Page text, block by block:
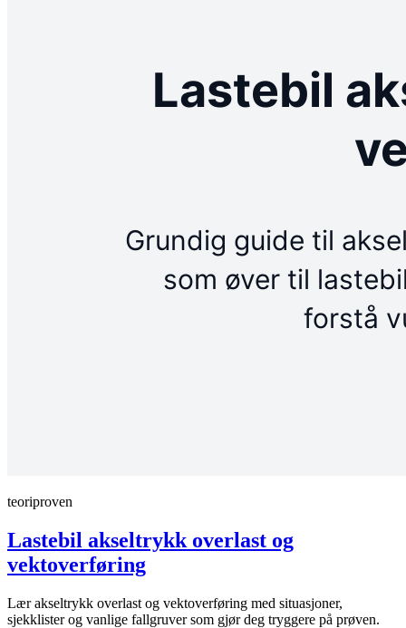
teoriproven
Lastebil akseltrykk overlast og
vektoverføring
Lær akseltrykk overlast og vektoverføring med situasjoner,
sjekklister og vanlige fallgruver som gjør deg tryggere på prøven.